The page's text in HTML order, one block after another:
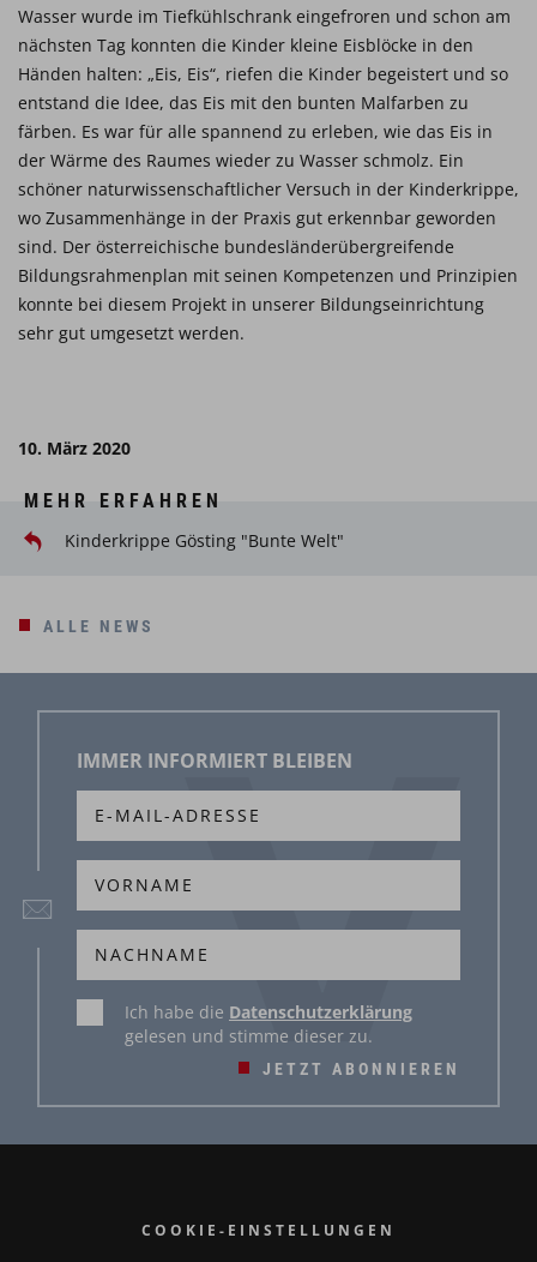
Wasser wurde im Tiefkühlschrank eingefroren und schon am
nächsten Tag konnten die Kinder kleine Eisblöcke in den
Händen halten: „Eis, Eis“, riefen die Kinder begeistert und so
entstand die Idee, das Eis mit den bunten Malfarben zu
färben. Es war für alle spannend zu erleben, wie das Eis in
der Wärme des Raumes wieder zu Wasser schmolz. Ein
schöner naturwissenschaftlicher Versuch in der Kinderkrippe,
wo Zusammenhänge in der Praxis gut erkennbar geworden
sind. Der österreichische bundesländerübergreifende
Bildungsrahmenplan mit seinen Kompetenzen und Prinzipien
konnte bei diesem Projekt in unserer Bildungseinrichtung
sehr gut umgesetzt werden.
10. März 2020
MEHR ERFAHREN
Kinderkrippe Gösting "Bunte Welt"
ALLE NEWS
IMMER INFORMIERT BLEIBEN
JETZT ABONNIEREN
Ich habe die Datenschutzerklärung
gelesen und stimme dieser zu.
COOKIE-EINSTELLUNGEN